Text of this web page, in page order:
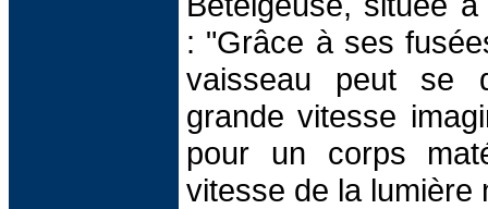
: "Grâce à ses
vaisseau peut se
grande vitesse
pour un corps
vitesse de la lumière